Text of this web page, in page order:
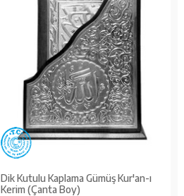
Dik Kutulu Kaplama Gümüş Kur'an-ı
Kerim (Çanta Boy)